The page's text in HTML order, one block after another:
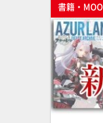
書籍・